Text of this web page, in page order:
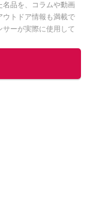
名品を、コラムや動画
ウトドア情報も満載で
ーが実際に使用して